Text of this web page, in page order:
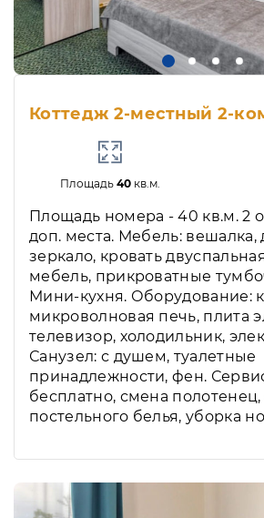
Коттедж 2-местный 2-
Площадь 40кв.м.
Площадь номера - 40 кв.м. 2
доп. места. Мебель: вешалка,
зеркало, кровать
мебель, прикроватные
Мини-кухня. Оборудование:
микроволновая печь, плита
телевизор, холодильник,
Санузел: с душем, туалетные
принадлежности, фен.
бесплатно, смена
постельного белья, уборка